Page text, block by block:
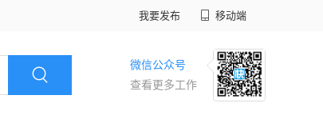
我要发布 移动端
微信公众号
查看更多工作